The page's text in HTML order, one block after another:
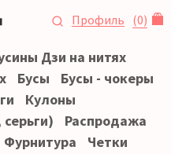
Профиль (0)
Дзи на нитях
Бусы
Бусы - чокеры
Кулоны
Распродажа
Фурнитура Четки